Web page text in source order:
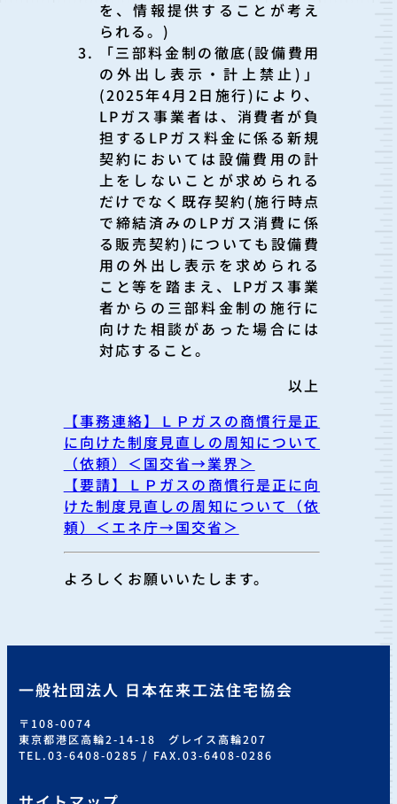
を、情報提供することが考え
られる。)
「三部料金制の徹底(設備費用
の外出し表示・計上禁止)」
(2025年4月2日施行)により、
LPガス事業者は、消費者が負
担するLPガス料金に係る新規
契約においては設備費用の計
上をしないことが求められる
だけでなく既存契約(施行時点
で締結済みのLPガス消費に係
る販売契約)についても設備費
用の外出し表示を求められる
こと等を踏まえ、LPガス事業
者からの三部料金制の施行に
向けた相談があった場合には
対応すること。
以上
【事務連絡】ＬＰガスの商慣行是正
に向けた制度見直しの周知について
（依頼）＜国交省→業界＞
【要請】ＬＰガスの商慣行是正に向
けた制度見直しの周知について（依
頼）＜エネ庁→国交省＞
よろしくお願いいたします。
一般社団法人 日本在来工法住宅協会
〒108-0074
東京都港区高輪2-14-18 グレイス高輪207
TEL.03-6408-0285 / FAX.03-6408-0286